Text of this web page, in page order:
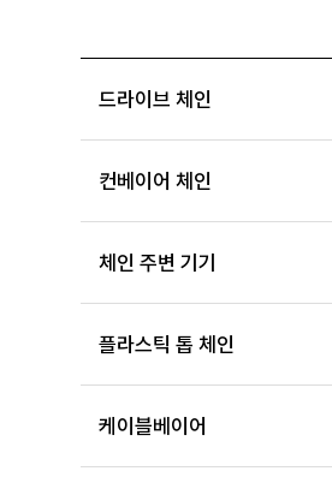
드라이브 체인
컨베이어 체인
체인 주변 기기
플라스틱 톱 체인
케이블베이어